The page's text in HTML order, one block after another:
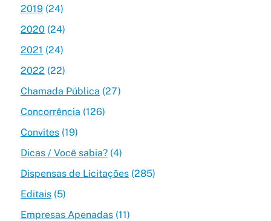
2019(24)
2020 (24)
2021 (24)
2022 (22)
Chamada Pública (27)
Concorrência (126)
Convites(19)
Dicas / Você sabia?(4)
Dispensas de Licitações(285)
Editais(5)
Empresas Apenadas(11)